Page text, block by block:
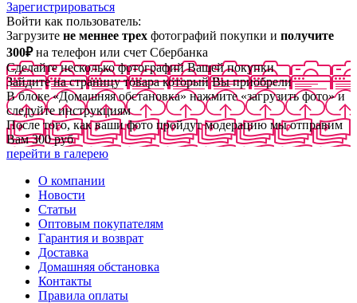
Зарегистрироваться
Войти как пользователь:
Загрузите не меннее трех фотографий покупки и получите
300₽на телефон или счет Сбербанка
Сделайте несколько фотографий Вашей покупки
Зайдите на страницу товара который Вы приобрели
В блоке «Домашняя обстановка» нажмите «загрузить фото» и
следуйте инструкциям
После того, как ваши фото пройдут модерацию мы отправим
Вам 300 руб
перейти в галерею
О компании
Новости
Статьи
Оптовым покупателям
Гарантия и возврат
Доставка
Домашняя обстановка
Контакты
Правила оплаты